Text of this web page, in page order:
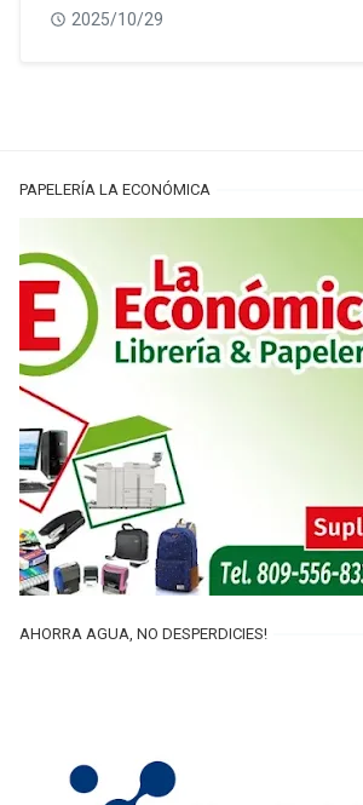
2025/10/29
PAPELERÍA LA ECONÓMICA
AHORRA AGUA, NO DESPERDICIES!